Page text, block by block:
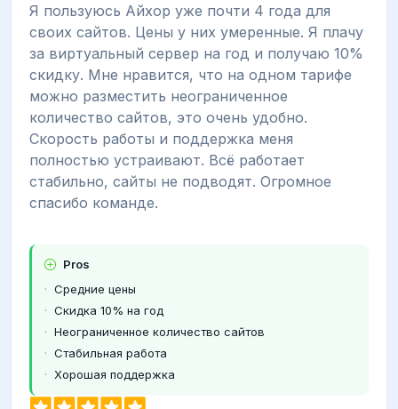
Я пользуюсь Айхор уже почти 4 года для
своих сайтов. Цены у них умеренные. Я плачу
за виртуальный сервер на год и получаю 10%
скидку. Мне нравится, что на одном тарифе
можно разместить неограниченное
количество сайтов, это очень удобно.
Скорость работы и поддержка меня
полностью устраивают. Всё работает
стабильно, сайты не подводят. Огромное
спасибо команде.
Pros
Средние цены
Скидка 10% на год
Неограниченное количество сайтов
Стабильная работа
Хорошая поддержка